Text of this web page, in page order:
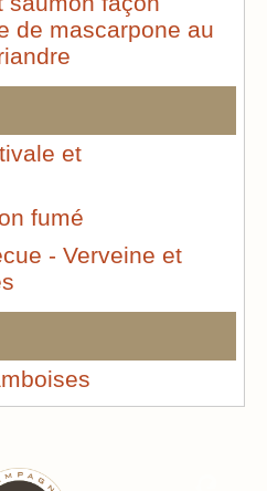
de mascarpone au
et
fumé
- Verveine et